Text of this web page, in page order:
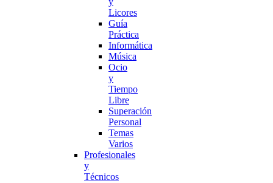
Licores
Guía
Práctica
Informática
Música
Ocio
y
Tiempo
Libre
Superación
Personal
Temas
Varios
Profesionales
y
Técnicos